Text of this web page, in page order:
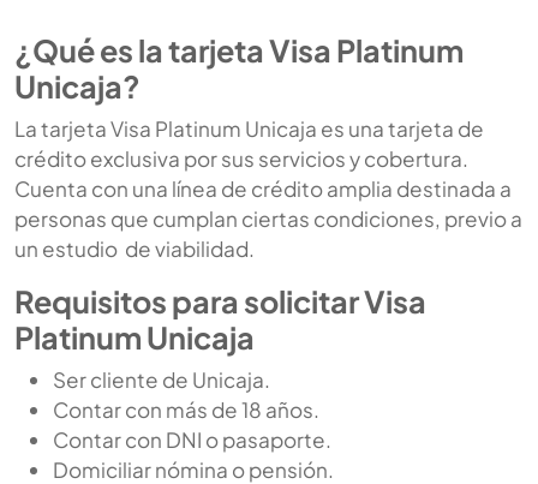
¿Qué es la tarjeta Visa Platinum
Unicaja?
La tarjeta Visa Platinum Unicaja es una tarjeta de
crédito exclusiva por sus servicios y cobertura.
Cuenta con una línea de crédito amplia destinada a
personas que cumplan ciertas condiciones, previo a
un estudio de viabilidad.
Requisitos para solicitar Visa
Platinum Unicaja
Ser cliente de Unicaja.
Contar con más de 18 años.
Contar con DNI o pasaporte.
Domiciliar nómina o pensión.